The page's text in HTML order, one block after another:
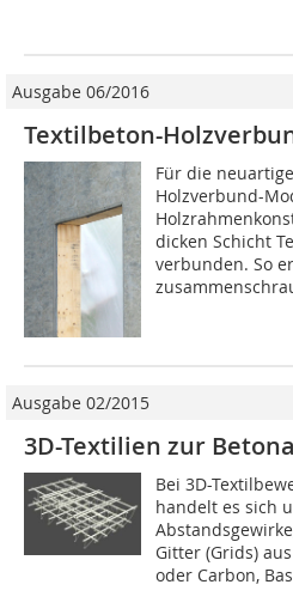
Ausgabe 06/2016
Textilbeton-
Für die
Holzverbund-
dicken Schicht
verbunden. So
Ausgabe 02/2015
3D-Textilien zur
Bei 3D-
handelt es sich
Gitter (Grids)
oder Carbon,